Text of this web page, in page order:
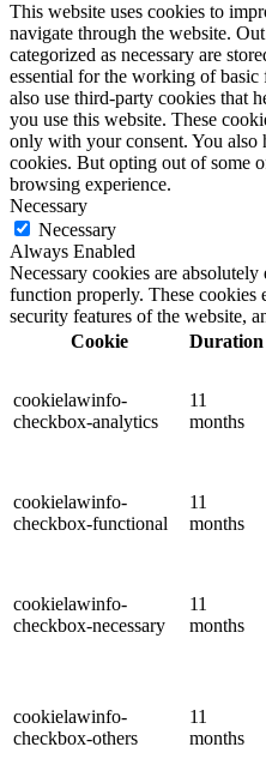
This website uses cookies to
navigate through the website.
categorized as necessary are
essential for the working of
also use third-party cookies that
you use this website. These
only with your consent. You also
cookies. But opting out of some
browsing experience.
Necessary
Necessary
Always Enabled
Necessary cookies are
function properly. These cookies
security features of the website,
Cookie
Duration
cookielawinfo-
checkbox-analytics
11
months
cookielawinfo-
checkbox-functional
11
months
cookielawinfo-
checkbox-necessary
11
months
cookielawinfo-
checkbox-others
11
months